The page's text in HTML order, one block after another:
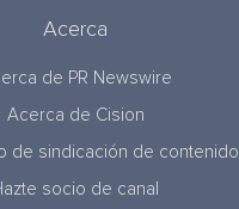
Acerca
de PR Newswire
Acerca de Cision
de sindicación de contenido
socio de canal